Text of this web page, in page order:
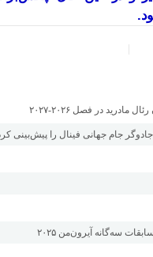
در فصل ۲۰۲۶-۲۰۲۷
جام جهانی فینال را پیش‌بینی
سه‌گانه آیرون‌من ۲۰۲۵